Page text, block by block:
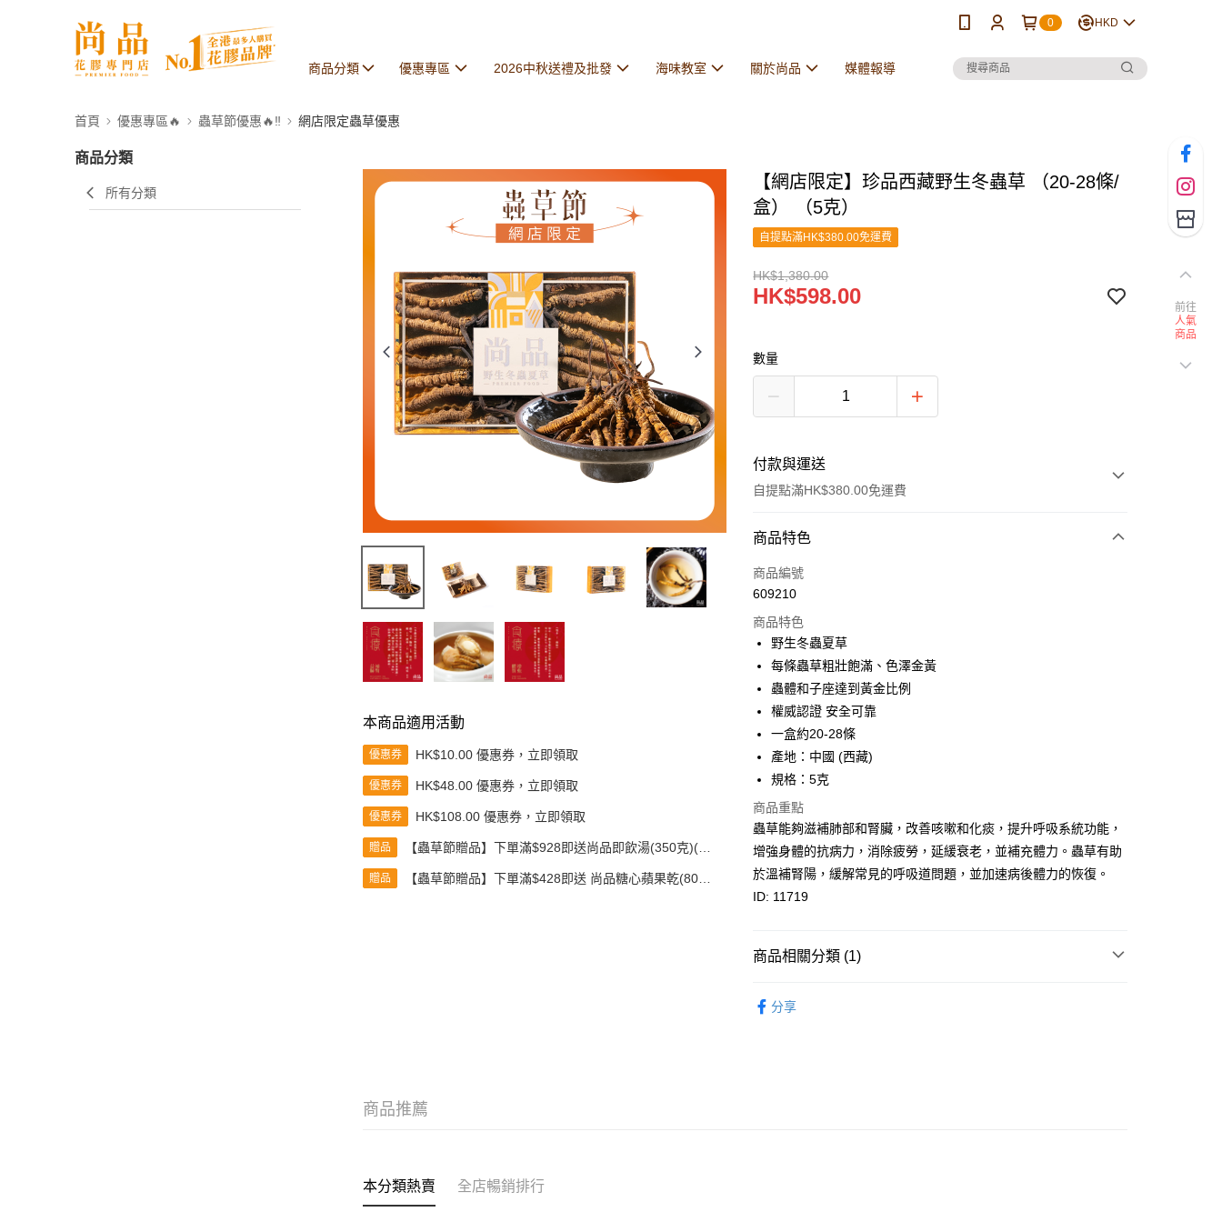
0 HKD
商品分類 優惠專區 2026中秋送禮及批發 海味教室 關於尚品 媒體報導
首頁 優惠專區🔥 蟲草節優惠🔥‼️ 網店限定蟲草優惠
商品分類
所有分類
本商品適用活動
優惠券 HK$10.00 優惠券，立即領取
優惠券 HK$48.00 優惠券，立即領取
優惠券 HK$108.00 優惠券，立即領取
贈品
【蟲草節贈品】下單滿$928即送尚品即飲湯(350克)(款
贈品
【蟲草節贈品】下單滿$428即送 尚品糖心蘋果乾(80
【網店限定】珍品西藏野生冬蟲草 （20-28條/
盒） （5克）
自提點滿HK$380.00免運費
HK$1,380.00
HK$598.00
數量
付款與運送
自提點滿HK$380.00免運費
付款方式
信用卡
Google Pay
AlipayHK
PayMe
WeChat Pay
其他轉帳方式
轉數快識別碼(FPS ID)：4042362 中國銀行戶口：012-875-1-240680-7 匯
豐銀行戶口：652-589300-838 收款人：PREMIER FOOD LTD 請於24小
時內將付款金額存入以上其中一個戶口，付款後請將收據或成功轉帳畫面
截圖並WhatsApp 90719878 或電郵eshop@premierfood.com.hk，我們在
收到付款訊息後會盡快安排送貨。
送貨方式
順豐智能櫃(智能櫃取件要視乎包裹尺寸限制，如包裹過大，
順豐站及順豐自提點
商品特色
商品編號
609210
商品特色
野生冬蟲夏草
每條蟲草粗壯飽滿、色澤金黃
蟲體和子座達到黃金比例
權威認證 安全可靠
一盒約20-28條
產地：中國 (西藏)
規格：5克
商品重點
蟲草能夠滋補肺部和腎臟，改善咳嗽和化痰，提升呼吸系統功能，
增強身體的抗病力，消除疲勞，延緩衰老，並補充體力。蟲草有助
於溫補腎陽，緩解常見的呼吸道問題，並加速病後體力的恢復。
ID: 11719
商品相關分類 (1)
分享
商品推薦
本分類熱賣 全店暢銷排行
前往
人氣
商品